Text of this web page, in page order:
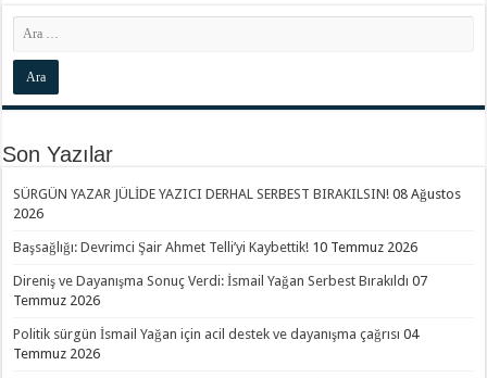
Son Yazılar
SÜRGÜN YAZAR JÜLİDE YAZICI DERHAL SERBEST BIRAKILSIN! 08 Ağustos
2026
Başsağlığı: Devrimci Şair Ahmet Telli’yi Kaybettik! 10 Temmuz 2026
Direniş ve Dayanışma Sonuç Verdi: İsmail Yağan Serbest Bırakıldı 07
Temmuz 2026
Politik sürgün İsmail Yağan için acil destek ve dayanışma çağrısı 04
Temmuz 2026